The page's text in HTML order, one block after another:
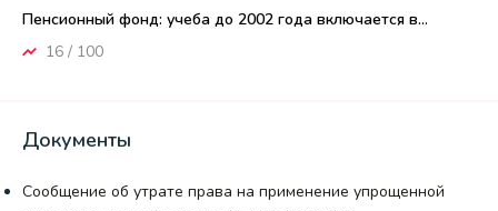
Пенсионный фонд: учеба до 2002 года включается в...
16 / 100
Документы
Сообщение об утрате права на применение упрощенной